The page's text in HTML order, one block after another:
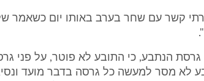
קשר עם שחר בערב באותו יום כשאמר
גרסת הנתבע, כי התובע לא פוטר, על פני
לא מסר למעשה כל גרסה בדבר מועד